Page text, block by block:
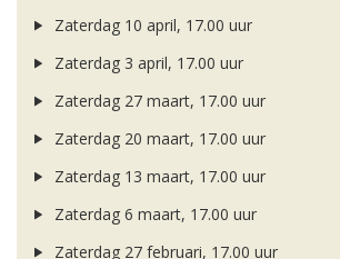
Zaterdag 10 april, 17.00 uur
Zaterdag 3 april, 17.00 uur
Zaterdag 27 maart, 17.00 uur
Zaterdag 20 maart, 17.00 uur
Zaterdag 13 maart, 17.00 uur
Zaterdag 6 maart, 17.00 uur
Zaterdag 27 februari, 17.00 uur